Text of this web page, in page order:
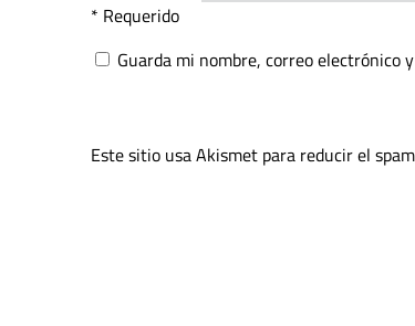
* Requerido
Guarda mi nombre, correo electrónico
Este sitio usa Akismet para reducir el